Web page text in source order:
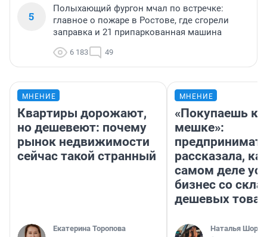
5
Полыхающий фургон мчал по встречке:
главное о пожаре в Ростове, где сгорели
заправка и 21 припаркованная машина
6 183 49
МНЕНИЕ
Квартиры дорожают,
но дешевеют: почему
рынок недвижимости
сейчас такой странный
Екатерина Торопова
МНЕНИЕ
«Покупаешь
мешке»:
рассказала,
самом деле
бизнес со
дешевых
Наталья